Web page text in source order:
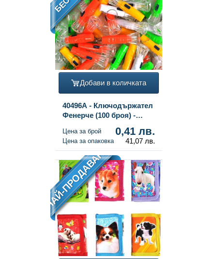
Добави в количката
40496A - Ключодържател
Фенерче (100 броя) -
Цена за брой 0,41 лв.
Цена за опаковка 41,07 лв.
НАЙ-ПРОДАВАН